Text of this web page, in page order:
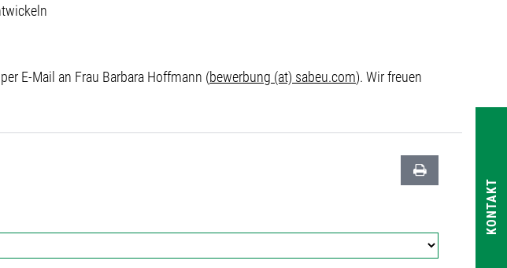
E-Mail an Frau Barbara Hoffmann (bewerbung (at) sabeu.com). Wir freuen
KONTAKT